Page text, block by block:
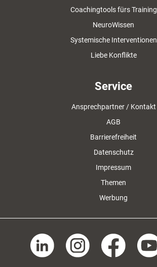
Coachingtools fürs Training
NeuroWissen
Systemische Interventionen
Liebe Konflikte
Service
Ansprechpartner / Kontakt
AGB
Barrierefreiheit
Datenschutz
Impressum
Themen
Werbung